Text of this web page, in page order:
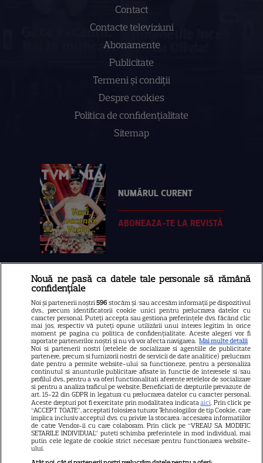
Contact
Contacte televiziuni
Abonamente
Publicitate
Termeni și condiții
Despre cookies
Politica de confidenţialitate
Sitemap
NUMĂRUL CURENT
ABONEAZA-TE LA REVISTĂ
Libertatea
Libertatea pentru femei
GSP
Știri mondene
Avantaje
Elle
Unica
Retete practice
URMĂREȘTE-NE PE
Nouă ne pasă ca datele tale personale să rămână
confidențiale
Noi și partenerii noștri596 stocăm și/sau accesăm informații pe dispozitivul
dvs., precum identificatorii cookie unici pentru prelucrarea datelor cu
caracter personal. Puteți accepta sau gestiona preferințele dvs. făcând clic
mai jos, respectiv vă puteți opune utilizării unui interes legitim în orice
moment pe pagina cu politica de confidențialitate. Aceste alegeri vor fi
raportate partenerilor noștri și nu vă vor afecta navigarea. Mai multe detalii
Noi si partenerii nostri (retelele de socializare si agentiile de publicitate
partenere, precum si furnizorii nostri de servicii de date analitice) prelucram
date pentru a permite website-ului sa functioneze, pentru a personaliza
continutul si anunturile publicitare afisate in functie de interesele si/sau
profilul dvs., pentru a va oferi functionalitati aferente retelelor de socializare
si pentru a analiza traficul pe website. Beneficiati de drepturile prevazute de
art. 15-22 din GDPR in legatura cu prelucrarea datelor cu caracter personal.
Aceste drepturi pot fi exercitate prin modalitatea indicataaici. Prin click pe
“ACCEPT TOATE”, acceptati folosirea tuturor Tehnologiilor de tip Cookie, care
implica inclusiv acceptul dvs. cu privire la stocarea/accesarea informatiilor
de catre Vendor-ii cu care colaboram. Prin click pe “VREAU SA MODIFIC
SETARILE INDIVIDUAL” puteti schimba preferintele in mod individual, mai
putin cele legate de cookie strict necesare pentru functionarea website-
ului.